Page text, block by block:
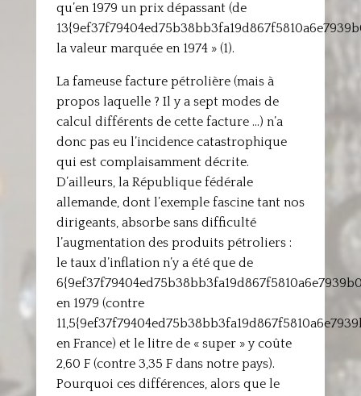
qu’en 1979 un prix dépassant (de
la valeur marquée en 1974 » (1).
La fameuse facture pétrolière (mais à
propos laquelle ? Il y a sept modes de
calcul différents de cette facture …) n’a
donc pas eu l’incidence catastrophique
qui est complaisamment décrite.
D’ailleurs, la République fédérale
allemande, dont l’exemple fascine tant nos
dirigeants, absorbe sans difficulté
l’augmentation des produits pétroliers :
le taux d’inflation n’y a été que de
en 1979 (contre
en France) et le litre de « super » y coûte
2,60 F (contre 3,35 F dans notre pays).
Pourquoi ces différences, alors que le